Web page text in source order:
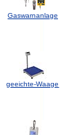
Gaswarnanlage
geeichte-Waage